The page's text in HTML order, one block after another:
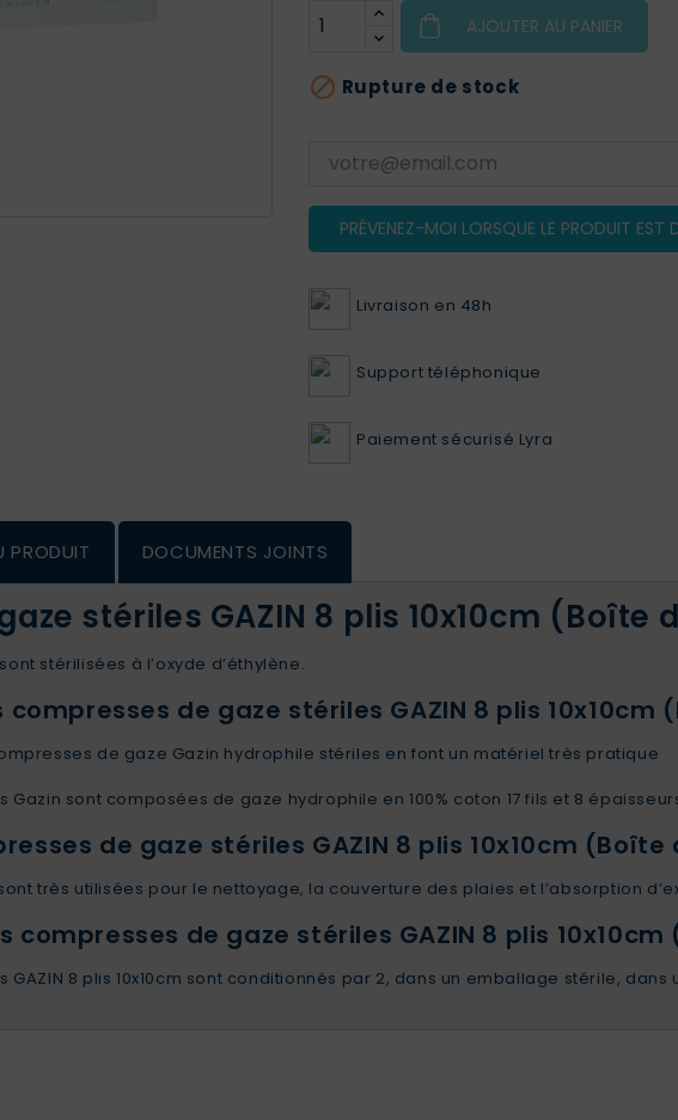
AJOUTER AU PANIER
 Rupture de stock
PRÉVENEZ-MOI LORSQUE LE PRODUIT EST
Livraison en 48h
Support téléphonique
Paiement sécurisé Lyra
PRODUIT DOCUMENTS JOINTS
stériles GAZIN 8 plis 10x10cm (Boîte
stérilisées à l’oxyde d’éthylène.
de gaze stériles GAZIN 8 plis 10x10cm
de gaze Gazin hydrophile stériles en font un matériel très pratique
Gazin sont composées de gaze hydrophile en 100% coton 17 fils et 8
de gaze stériles GAZIN 8 plis 10x10cm
très utilisées pour le nettoyage, la couverture des plaies et l’absorption
de gaze stériles GAZIN 8 plis
8 plis 10x10cm sont conditionnés par 2, dans un emballage stérile,